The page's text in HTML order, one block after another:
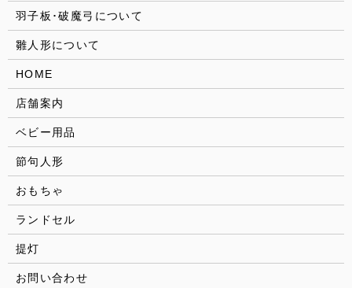
羽子板･破魔弓について
雛人形について
HOME
店舗案内
ベビー用品
節句人形
おもちゃ
ランドセル
提灯
お問い合わせ